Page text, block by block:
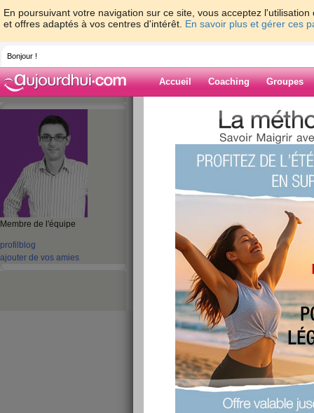
En poursuivant votre navigation sur ce site, vous acceptez
et offres adaptés à vos centres d'intérêt. En savoir plus et gérer ces
Bonjour !
Accueil Coaching Groupes
Membre de l'équipe
profil blog
ajouter de vos amies
> fabrice-boutain >
2010 pleine de bien-être
Blog de
Mes meilleurs
année 2010
publié le 05/01/2010 à 05:51